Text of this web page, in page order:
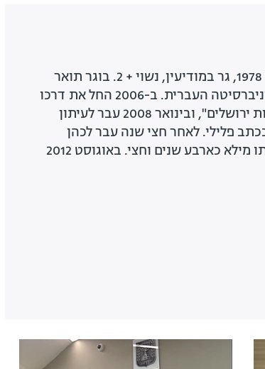
כתב חדשות 13 לענייני משפט. יליד 1978, גר במודיעין, נשוי + 2. בוגר תואר
ראשון בתקשורת וסוציולוגיה מהאוניברסיטה העברית. ב-2006 החל את דרכו
ככתב פלילי ומשפט במקומון "ידיעות ירושלים", ובינואר 2008 עבר לעיתון
פלילי. לאחר חצי שנה עבר לכהן
ככתב המשפט של Ynet, תפקיד אותו מילא כארבע שנים וחצי. באוגוסט 2012